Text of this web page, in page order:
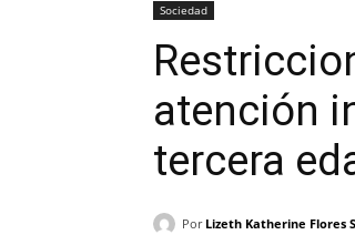
Sociedad
atención
tercera
Por Lizeth Katherine Flores